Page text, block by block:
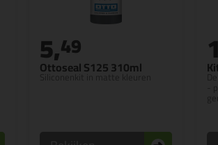
Ottoseal S125 310ml
Siliconenkit in matte kleuren
5,49